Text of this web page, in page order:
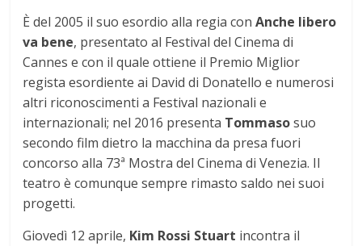
È del 2005 il suo esordio alla regia conAnche libero
va bene, presentato al Festival del Cinema di
Cannes e con il quale ottiene il Premio Miglior
regista esordiente ai David di Donatello e numerosi
altri riconoscimenti a Festival nazionali e
internazionali; nel 2016 presenta Tommasosuo
secondo film dietro la macchina da presa fuori
concorso alla 73ª Mostra del Cinema di Venezia. Il
teatro è comunque sempre rimasto saldo nei suoi
progetti.
Giovedì 12 aprile, Kim Rossi Stuart incontra il